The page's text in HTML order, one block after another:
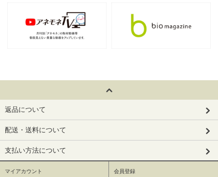
返品について
配送・送料について
支払い方法について
マイアカウント 会員登録